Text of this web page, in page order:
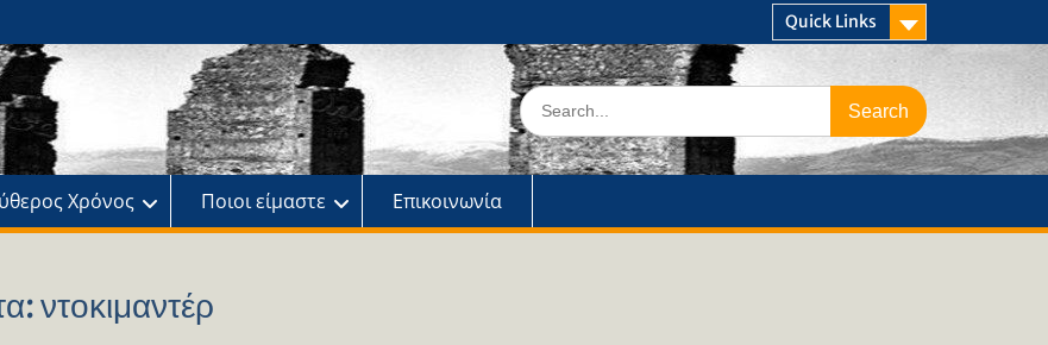
Quick Links
Search
for:
Χρόνος Ποιοι είμαστε Επικοινωνία
ντοκιμαντέρ